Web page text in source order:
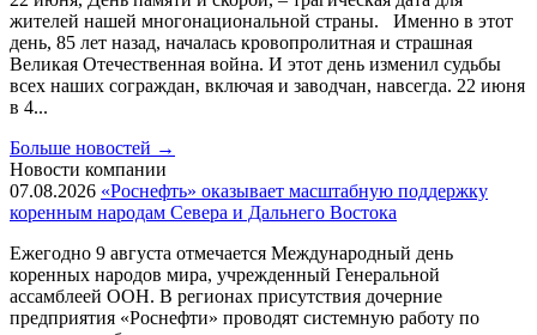
жителей нашей многонациональной страны. Именно в этот
день, 85 лет назад, началась кровопролитная и страшная
Великая Отечественная война. И этот день изменил судьбы
всех наших сограждан, включая и заводчан, навсегда. 22 июня
в 4...
Больше новостей →
Новости компании
07.08.2026 «Роснефть» оказывает масштабную поддержку
коренным народам Севера и Дальнего Востока
Ежегодно 9 августа отмечается Международный день
коренных народов мира, учрежденный Генеральной
ассамблеей ООН. В регионах присутствия дочерние
предприятия «Роснефти» проводят системную работу по